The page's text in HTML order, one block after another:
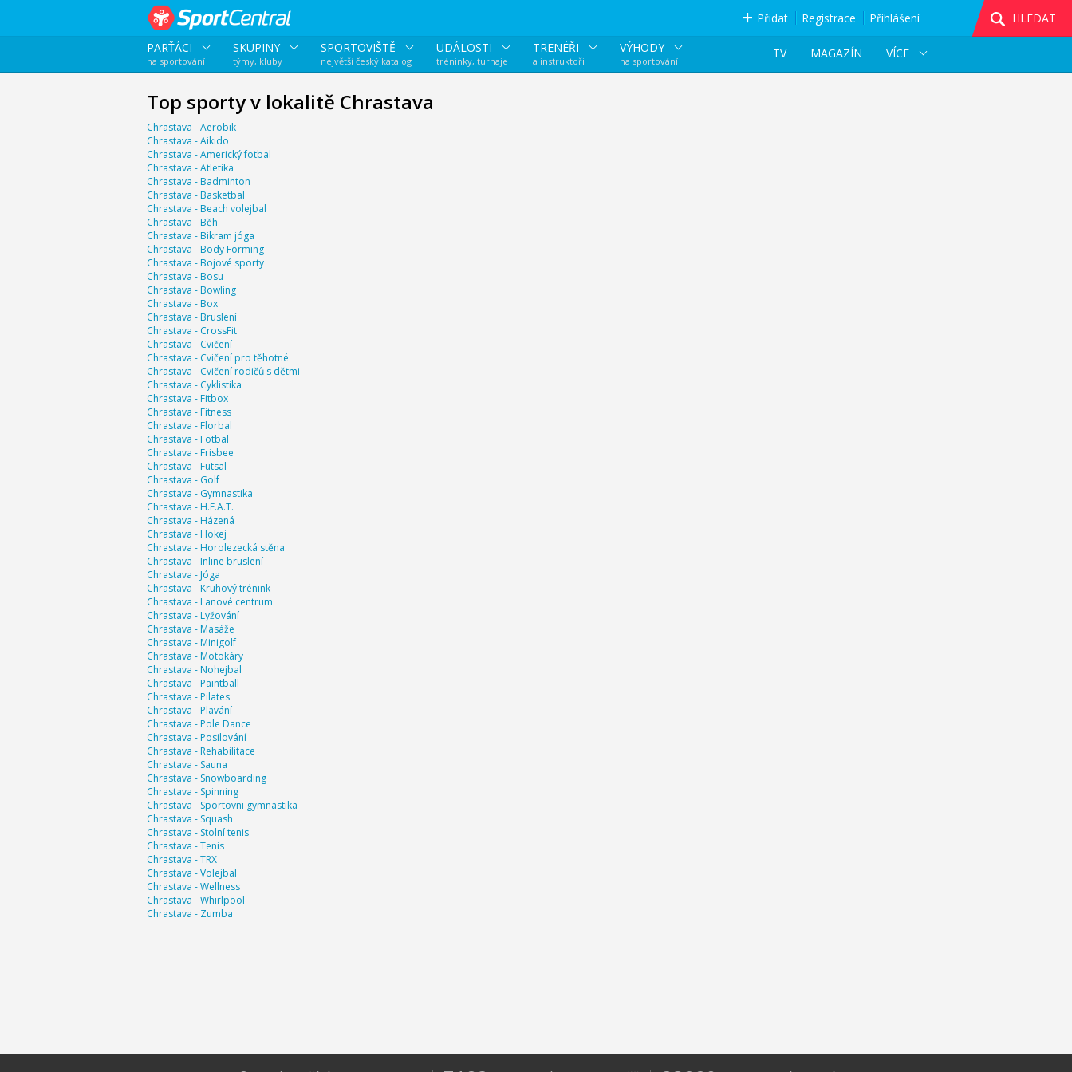
Přidat Registrace Přihlášení
HLEDAT
PARŤÁCI
na sportování
SKUPINY
týmy, kluby
SPORTOVIŠTĚ
největší český katalog
UDÁLOSTI
tréninky, turnaje
TRENÉŘI
a instruktoři
VÝHODY
na sportování
VÍCE
MAGAZÍN
TV
Top sporty v lokalitě Chrastava
Chrastava - Aerobik
Chrastava - Aikido
Chrastava - Americký fotbal
Chrastava - Atletika
Chrastava - Badminton
Chrastava - Basketbal
Chrastava - Beach volejbal
Chrastava - Běh
Chrastava - Bikram jóga
Chrastava - Body Forming
Chrastava - Bojové sporty
Chrastava - Bosu
Chrastava - Bowling
Chrastava - Box
Chrastava - Bruslení
Chrastava - CrossFit
Chrastava - Cvičení
Chrastava - Cvičení pro těhotné
Chrastava - Cvičení rodičů s dětmi
Chrastava - Cyklistika
Chrastava - Fitbox
Chrastava - Fitness
Chrastava - Florbal
Chrastava - Fotbal
Chrastava - Frisbee
Chrastava - Futsal
Chrastava - Golf
Chrastava - Gymnastika
Chrastava - H.E.A.T.
Chrastava - Házená
Chrastava - Hokej
Chrastava - Horolezecká stěna
Chrastava - Inline bruslení
Chrastava - Jóga
Chrastava - Kruhový trénink
Chrastava - Lanové centrum
Chrastava - Lyžování
Chrastava - Masáže
Chrastava - Minigolf
Chrastava - Motokáry
Chrastava - Nohejbal
Chrastava - Paintball
Chrastava - Pilates
Chrastava - Plavání
Chrastava - Pole Dance
Chrastava - Posilování
Chrastava - Rehabilitace
Chrastava - Sauna
Chrastava - Snowboarding
Chrastava - Spinning
Chrastava - Sportovni gymnastika
Chrastava - Squash
Chrastava - Stolní tenis
Chrastava - Tenis
Chrastava - TRX
Chrastava - Volejbal
Chrastava - Wellness
Chrastava - Whirlpool
Chrastava - Zumba